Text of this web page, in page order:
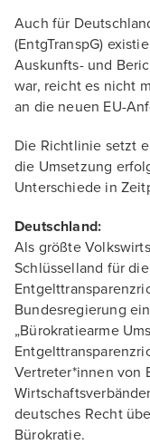
Auch für
(EntgTranspG)
Auskunfts- und
war, reicht es nicht
an die neuen EU-
Die Richtlinie setzt
die Umsetzung
Unterschiede in
Deutschland:
Als größte
Schlüsselland für
Bundesregierung
„Bürokratiearme
Vertreter*innen von
deutsches Recht
Bürokratie.